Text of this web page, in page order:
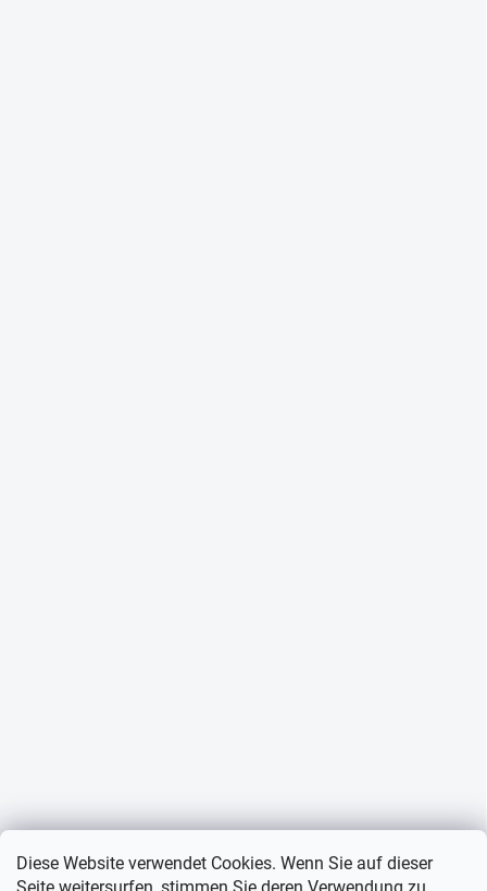
Diese Website verwendet Cookies. Wenn Sie auf dieser